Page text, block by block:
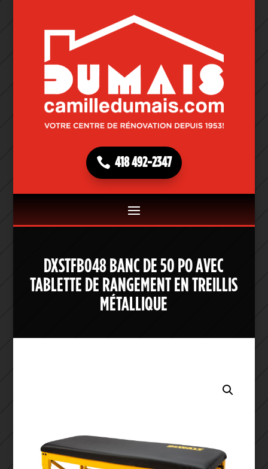
418 492-2347
DXSTFB048 BANC DE 50 PO AVEC
TABLETTE DE RANGEMENT EN TREILLIS
MÉTALLIQUE